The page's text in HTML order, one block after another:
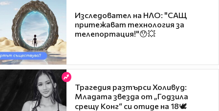
Изследовател на НЛО: "САЩ
притежават технология за
телепортация!"😯💥
Трагедия разтърси Холивуд:
Младата звезда от „Годзила
срещу Конг“ си отиде на 18🕊️